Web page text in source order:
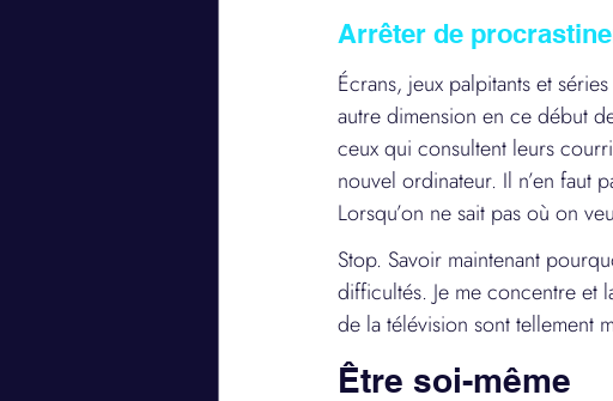
Arrêter de
Écrans, jeux palpitants et
autre dimension en ce début
ceux qui consultent leurs
nouvel ordinateur. Il n’en faut
Lorsqu’on ne sait pas où on
Stop. Savoir maintenant
difficultés. Je me concentre et
de la télévision sont tellement
Être soi-même